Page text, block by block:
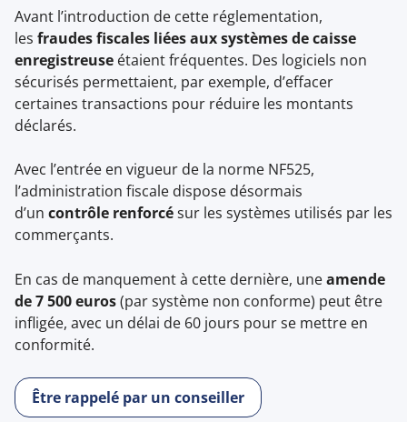
Avant l’introduction de cette réglementation,
les fraudes fiscales liées aux systèmes de caisse
enregistreuse étaient fréquentes. Des logiciels non
sécurisés permettaient, par exemple, d’effacer
certaines transactions pour réduire les montants
déclarés.
Avec l’entrée en vigueur de la norme NF525,
l’administration fiscale dispose désormais
d’un contrôle renforcésur les systèmes utilisés par les
commerçants.
En cas de manquement à cette dernière, uneamende
de 7 500 euros(par système non conforme) peut être
infligée, avec un délai de 60 jours pour se mettre en
conformité.
Être rappelé par un conseiller